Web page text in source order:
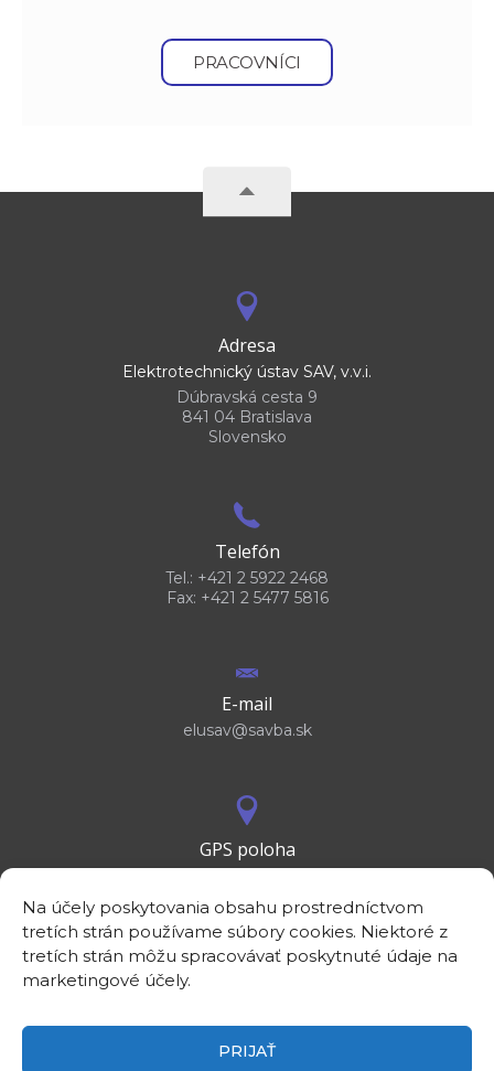
Na účely poskytovania obsahu prostredníctvom
tretích strán používame súbory cookies. Niektoré z
tretích strán môžu spracovávať poskytnuté údaje na
marketingové účely.
PRIJAŤ
PRACOVNÍCI
Adresa
Elektrotechnický ústav SAV, v.v.i.
Dúbravská cesta 9
841 04 Bratislava
Slovensko
Telefón
Tel.: +421 2 5922 2468
Fax: +421 2 5477 5816
E-mail
elusav@savba.sk
GPS poloha